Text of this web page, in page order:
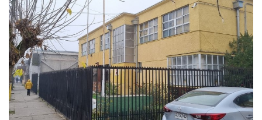
Deporte
Política
Espectáculos